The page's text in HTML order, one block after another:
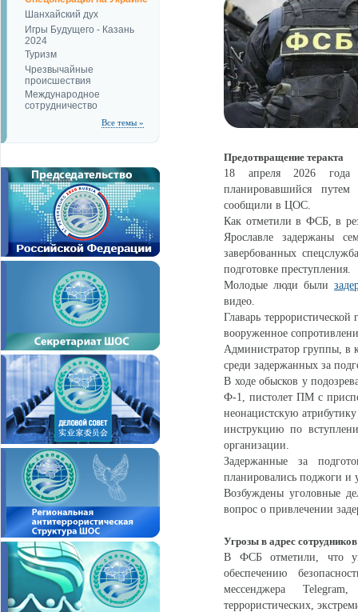
Шанхайский дух
Игры Будущего - Казань
2024
Туризм
Чрезвычайные
происшествия
Международное
сотрудничество
Все темы »
Предотвращение теракта
18 апреля 2026
планировавшийся путем
сообщили в ЦОС.
Как отметили в ФСБ, в
Ярославле задержаны
завербованных
подготовке преступления.
Молодые люди были
видео.
Главарь
вооруженное
Администратор группы, в
среди задержанных за
В ходе обысков у
Ф-1, пистолет ПМ с
неонацистскую
инструкцию по
организации.
Задержанные за
планировались поджоги и
Возбуждены уголовные
вопрос о привлечении
Угрозы в адрес
В ФСБ отметили, что
обеспечению
мессенджера
террористических,